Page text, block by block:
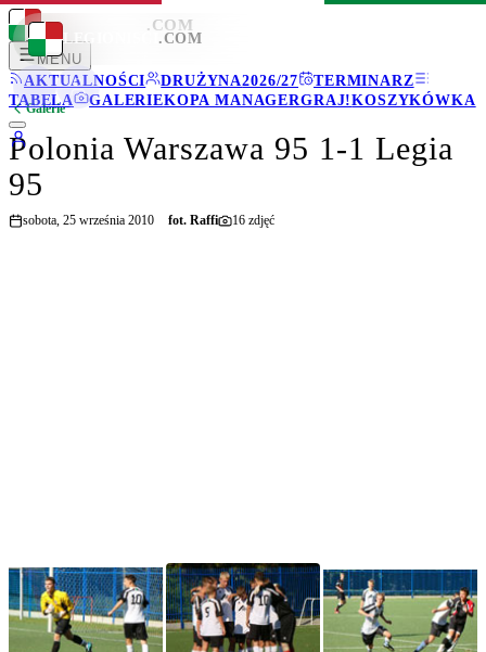
LEGIONISCI .COM
MENU
AKTUALNOŚCI
DRUŻYNA2026/27
TERMINARZ
TABELA
GALERIEKOPA MANAGERGRAJ!KOSZYKÓWKA
LEGIONISCI .COM
Galerie
Polonia Warszawa 95 1-1 Legia
95
sobota, 25 września 2010 fot. Raffi 16 zdjęć